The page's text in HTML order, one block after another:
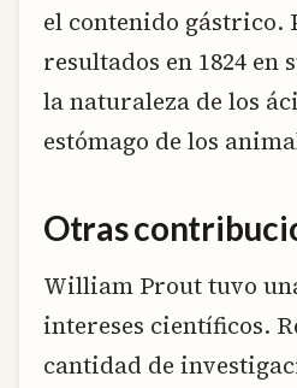
el contenido gástrico.
resultados en 1824 en
la naturaleza de los
estómago de los
Otras
William Prout tuvo
intereses científicos.
cantidad de